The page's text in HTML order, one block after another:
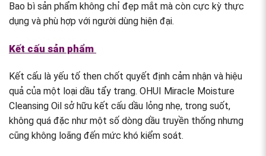
Bao bì sản phẩm không chỉ đẹp mắt mà còn cực kỳ thực
dụng và phù hợp với người dùng hiện đại.
Kết cấu sản phẩm
Kết cấu là yếu tố then chốt quyết định cảm nhận và hiệu
quả của một loại dầu tẩy trang. OHUI Miracle Moisture
Cleansing Oil sở hữu kết cấu dầu lỏng nhẹ, trong suốt,
không quá đặc như một số dòng dầu truyền thống nhưng
cũng không loãng đến mức khó kiểm soát.